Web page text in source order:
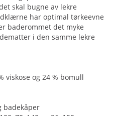
skal bugne av lekre
har optimal tørkeevne
baderommet det myke
i den samme lekre
viskose og 24 % bomull
badekåper